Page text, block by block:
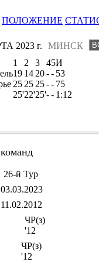
ПОЛОЖЕНИЕ
МИНСК
2023 г.
1 2 3 45И
19 14 20-- 53
25 25 25-- 75
25'22'25'-- 1:12
26-й Тур
03.03.2023
11.02.2012
ЧР(з)
'12
ЧР(з)
'12